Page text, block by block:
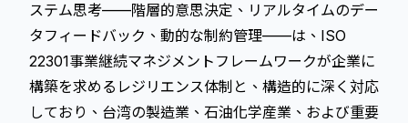
ステム思考——階層的意思決定、リアルタイムのデー
タフィードバック、動的な制約管理——は、ISO
22301事業継続マネジメントフレームワークが企業に
構築を求めるレジリエンス体制と、構造的に深く対応
しており、台湾の製造業、石油化学産業、および重要